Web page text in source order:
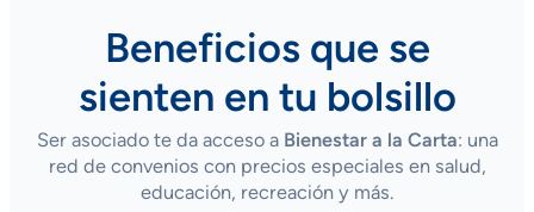
Beneficios que se
sienten en tu bolsillo
Ser asociado te da acceso a Bienestar a la Carta: una
red de convenios con precios especiales en salud,
educación, recreación y más.